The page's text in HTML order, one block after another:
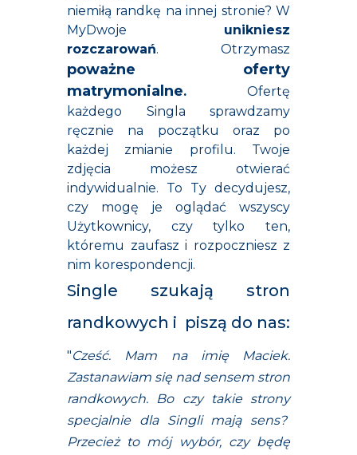
niemiłą randkę na innej stronie? W
MyDwoje unikniesz
rozczarowań. Otrzymasz
poważne oferty
matrymonialne. Ofertę
każdego Singla sprawdzamy
ręcznie na początku oraz po
każdej zmianie profilu. Twoje
zdjęcia możesz otwierać
indywidualnie. To Ty decydujesz,
czy mogę je oglądać wszyscy
Użytkownicy, czy tylko ten,
któremu zaufasz i rozpoczniesz z
nim korespondencji.
Single szukają stron
randkowych i piszą do nas:
"Cześć. Mam na imię Maciek.
Zastanawiam się nad sensem stron
randkowych. Bo czy takie strony
specjalnie dla Singli mają sens?
Przecież to mój wybór, czy będę